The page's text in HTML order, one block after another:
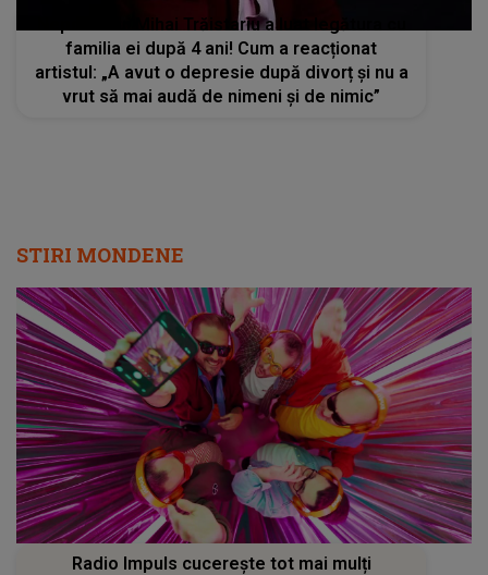
Nepoata lui Mihai Trăistariu a luat legătura cu
familia ei după 4 ani! Cum a reacționat
artistul: „A avut o depresie după divorț și nu a
vrut să mai audă de nimeni și de nimic”
STIRI MONDENE
Radio Impuls cucerește tot mai mulți